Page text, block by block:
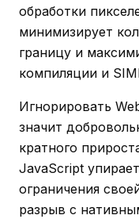
обработки
минимизирует
границу и
компиляции и
Игнорировать
значит
кратного
JavaScript
ограничения
разрыв с